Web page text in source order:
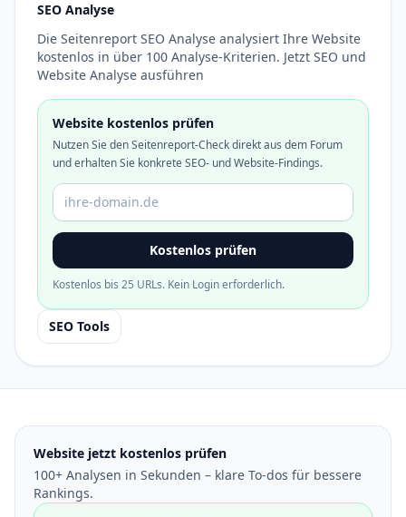
SEO Analyse
Die Seitenreport SEO Analyse analysiert Ihre Website
kostenlos in über 100 Analyse-Kriterien. Jetzt SEO und
Website Analyse ausführen
Website kostenlos prüfen
Nutzen Sie den Seitenreport-Check direkt aus dem Forum
und erhalten Sie konkrete SEO- und Website-Findings.
Domain oder URL
Kostenlos prüfen
Kostenlos bis 25 URLs. Kein Login erforderlich.
SEO Tools
Website jetzt kostenlos prüfen
100+ Analysen in Sekunden – klare To-dos für bessere
Rankings.